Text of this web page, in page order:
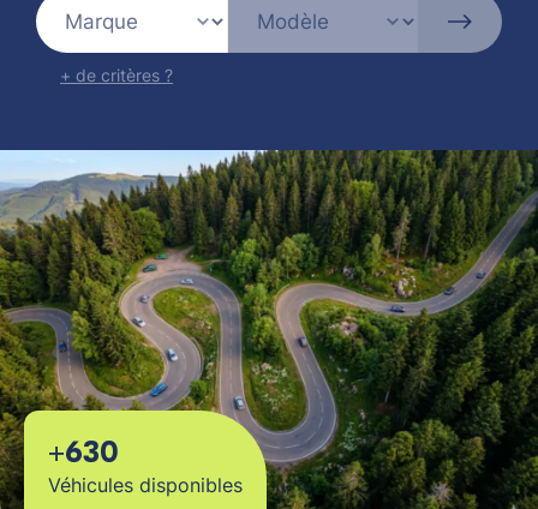
+ de critères ?
+630
Véhicules disponibles